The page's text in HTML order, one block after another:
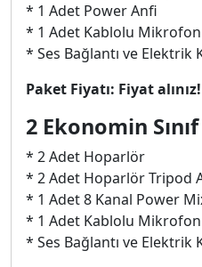
* 1 Adet Power Anfi
* 1 Adet Kablolu Mikrofon
* Ses Bağlantı ve Elektrik
Paket Fiyatı: Fiyat alınız!
2 Ekonomin
* 2 Adet Hoparlör
* 2 Adet Hoparlör Tripod
* 1 Adet 8 Kanal Power
* 1 Adet Kablolu Mikrofon
* Ses Bağlantı ve Elektrik